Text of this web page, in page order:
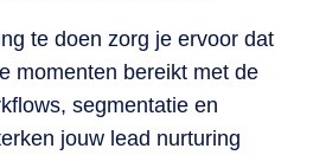
te doen zorg je ervoor dat
momenten bereikt met de
segmentatie en
jouw lead nurturing